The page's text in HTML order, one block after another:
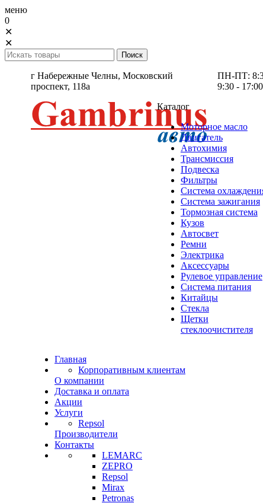
меню
0
✕
✕
г Набережные Челны, Московский
проспект, 118а
ПН-ПТ:
9:30 - 17:00
Каталог
Моторное масло
Двигатель
Автохимия
Трансмиссия
Подвеска
Фильтры
Система
Система зажигания
Тормозная система
Кузов
Автосвет
Ремни
Электрика
Аксессуары
Рулевое управление
Система питания
Китайцы
Стекла
Щетки
стеклоочистителя
Главная
Корпоративным клиентам
О компании
Доставка и оплата
Акции
Услуги
Repsol
Производители
Контакты
LEMARC
ZEPRO
Repsol
Mirax
Petronas